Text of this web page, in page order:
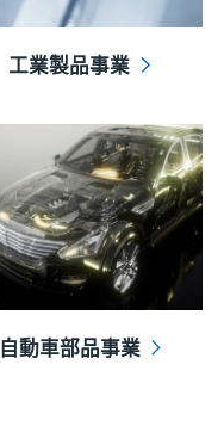
工業製品事業
自動車部品事業